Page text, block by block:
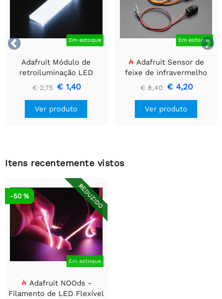

 Em estoque
Adafruit Módulo de
retroiluminação LED
branco - Pequeno 12 mm
x 40 mm
€ 2,75 € 1,40
Ver produto
Em estoque
Adafruit Sensor de
feixe de infravermelho
com extremidades de
cabeçalho de fio premium
- LEDs de 5 mm
€ 8,40 € 4,20
Ver produto
Itens recentemente vistos
REDUZIDO
Em estoque
-50 %
Adafruit NOOds -
Filamento de LED Flexível